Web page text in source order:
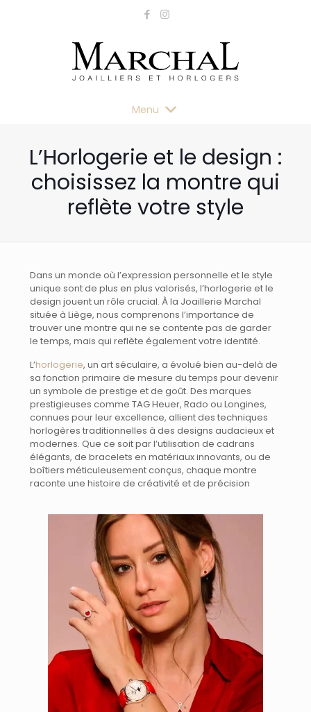
Menu
L’Horlogerie et le design :
choisissez la montre qui
reflète votre style
Dans un monde où l’expression personnelle et le style
unique sont de plus en plus valorisés, l’horlogerie et le
design jouent un rôle crucial. À la Joaillerie Marchal
située à Liège, nous comprenons l’importance de
trouver une montre qui ne se contente pas de garder
le temps, mais qui reflète également votre identité.
L’horlogerie, un art séculaire, a évolué bien au-delà de
sa fonction primaire de mesure du temps pour devenir
un symbole de prestige et de goût. Des marques
prestigieuses comme TAG Heuer, Rado ou Longines,
connues pour leur excellence, allient des techniques
horlogères traditionnelles à des designs audacieux et
modernes. Que ce soit par l’utilisation de cadrans
élégants, de bracelets en matériaux innovants, ou de
boîtiers méticuleusement conçus, chaque montre
raconte une histoire de créativité et de précision